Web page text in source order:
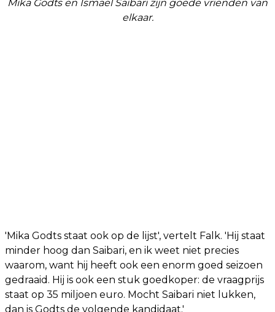
Mika Godts en Ismael Saibari zijn goede vrienden van
elkaar.
'Mika Godts staat ook op de lijst', vertelt Falk. 'Hij staat
minder hoog dan Saibari, en ik weet niet precies
waarom, want hij heeft ook een enorm goed seizoen
gedraaid. Hij is ook een stuk goedkoper: de vraagprijs
staat op 35 miljoen euro. Mocht Saibari niet lukken,
dan is Godts de volgende kandidaat.'